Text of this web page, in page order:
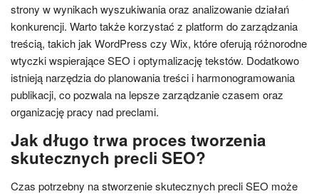
strony w wynikach wyszukiwania oraz analizowanie działań
konkurencji. Warto także korzystać z platform do zarządzania
treścią, takich jak WordPress czy Wix, które oferują różnorodne
wtyczki wspierające SEO i optymalizację tekstów. Dodatkowo
istnieją narzędzia do planowania treści i harmonogramowania
publikacji, co pozwala na lepsze zarządzanie czasem oraz
organizację pracy nad preclami.
Jak długo trwa proces tworzenia
skutecznych precli SEO?
Czas potrzebny na stworzenie skutecznych precli SEO może